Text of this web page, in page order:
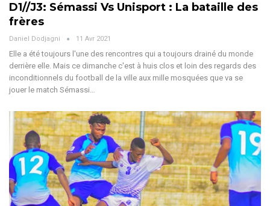
D1//J3: Sémassi Vs Unisport : La bataille des
frères
Daniel Dodjagni 11 Avr 2021
Elle a été toujours l'une des rencontres qui a toujours drainé du monde
derrière elle. Mais ce dimanche c'est à huis clos et loin des regards des
inconditionnels du football de la ville aux mille mosquées que va se
jouer le match Sémassi…